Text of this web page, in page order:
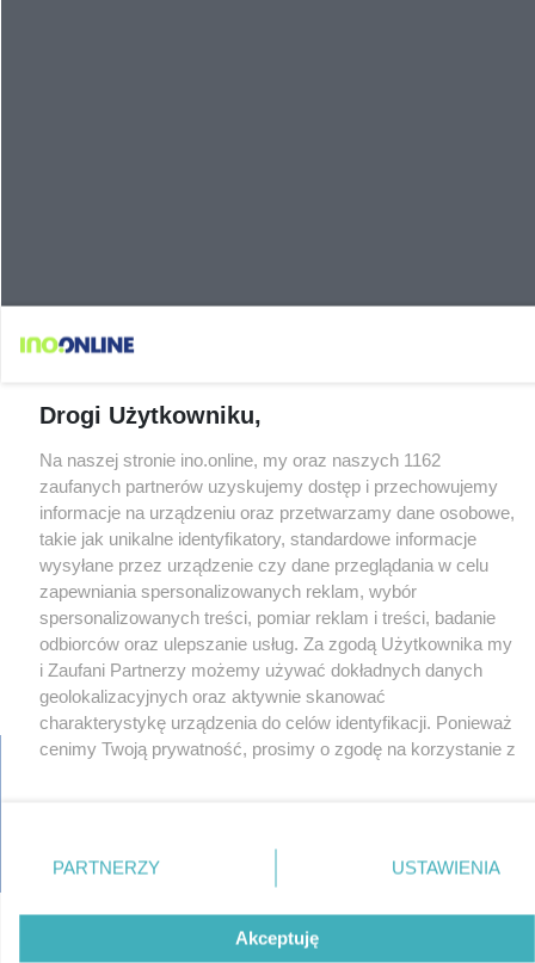
oferty pracy
© copyright 2000-2026 Ino-online Media
Drogi Użytkowniku,
Na naszej stronie ino.online, my oraz naszych 1162
zaufanych partnerów uzyskujemy dostęp i przechowujemy
informacje na urządzeniu oraz przetwarzamy dane osobowe,
takie jak unikalne identyfikatory, standardowe informacje
wysyłane przez urządzenie czy dane przeglądania w celu
zapewniania spersonalizowanych reklam, wybór
spersonalizowanych treści, pomiar reklam i treści, badanie
odbiorców oraz ulepszanie usług. Za zgodą Użytkownika my
i Zaufani Partnerzy możemy używać dokładnych danych
geolokalizacyjnych oraz aktywnie skanować
charakterystykę urządzenia do celów identyfikacji. Ponieważ
cenimy Twoją prywatność, prosimy o zgodę na korzystanie z
. Niektóre rodzaje przetwarzania
danych nie wymagają zgody użytkownika, ale masz prawo
miały zastosowania tylko na tej witrynie.
PARTNERZY USTAWIENIA
Akceptuję